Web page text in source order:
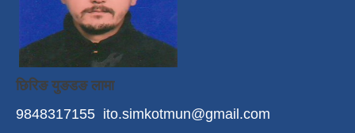
छिरिङ युङडङ लामा
9848317155 ito.simkotmun@gmail.com